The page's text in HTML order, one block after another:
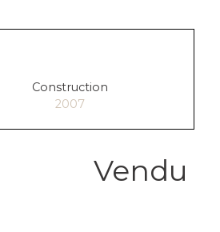
Construction
2007
Vendu